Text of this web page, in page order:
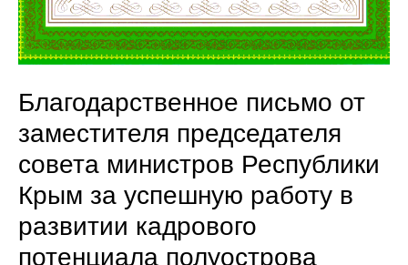
Благодарственное письмо от
заместителя председателя
совета министров Республики
Крым за успешную работу в
развитии кадрового
потенциала полуострова